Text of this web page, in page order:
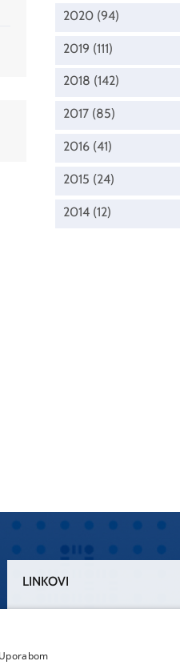
2020 (94)
2019 (111)
2018 (142)
2017 (85)
2016 (41)
2015 (24)
2014 (12)
LINKOVI